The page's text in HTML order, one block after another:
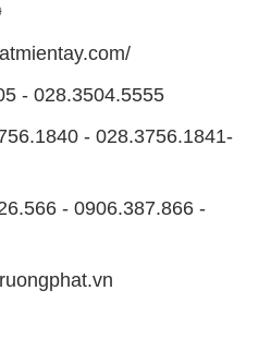
- 028.3504.5555
- 028.3756.1841-
- 0906.387.866 -